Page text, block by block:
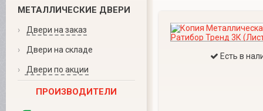
МЕТАЛЛИЧЕСКИЕ ДВЕРИ
› Двери на заказ
› Двери на складе
› Двери по акции
ПРОИЗВОДИТЕЛИ
Есть в